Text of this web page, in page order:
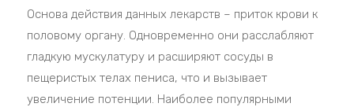
Основа действия данных лекарств – приток крови к
половому органу. Одновременно они расслабляют
гладкую мускулатуру и расширяют сосуды в
пещеристых телах пениса, что и вызывает
увеличение потенции. Наиболее популярными